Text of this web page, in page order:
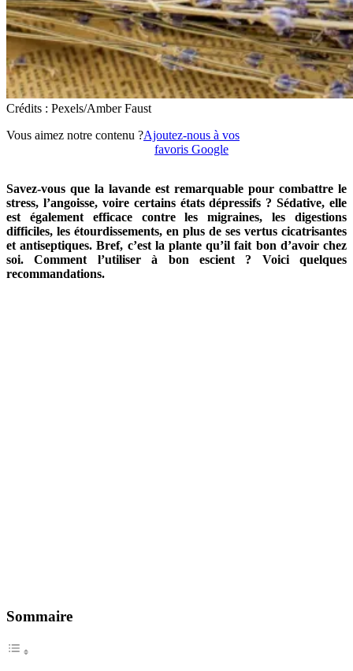
Crédits : Pexels/Amber Faust
Vous aimez notre contenu ?Ajoutez-nous à vos
favoris Google
Savez-vous que la lavande est remarquable pour combattre le
stress, l’angoisse, voire certains états dépressifs ? Sédative, elle
est également efficace contre les migraines, les digestions
difficiles, les étourdissements, en plus de ses vertus cicatrisantes
et antiseptiques. Bref, c’est la plante qu’il fait bon d’avoir chez
soi. Comment l’utiliser à bon escient ? Voici quelques
recommandations.
Sommaire